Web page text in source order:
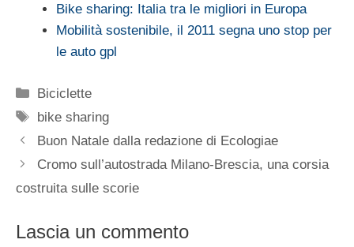
Bike sharing: Italia tra le migliori in Europa
Mobilità sostenibile, il 2011 segna uno stop per
le auto gpl
Categorie
Biciclette
Tag
bike sharing
Buon Natale dalla redazione di Ecologiae
Cromo sull’autostrada Milano-Brescia, una corsia
costruita sulle scorie
Lascia un commento